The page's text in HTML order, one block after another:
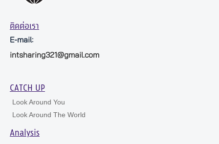
ติดต่อเรา
E-mail:
intsharing321@gmail.com
CATCH UP
Look Around You
Look Around The World
Analysis